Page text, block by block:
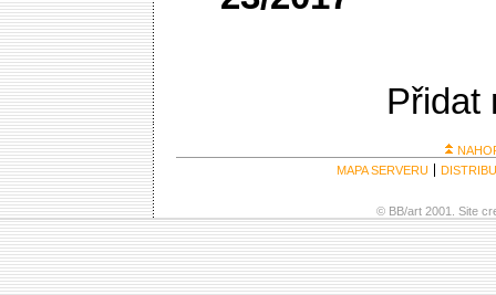
Přidat
MAPA SERVERU
© BB/art 2001. Site